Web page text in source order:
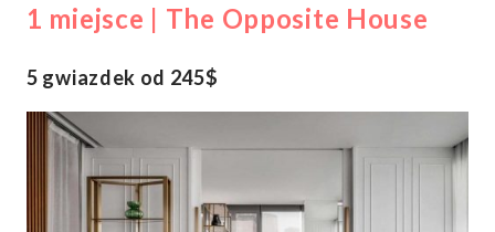
1 miejsce | The Opposite House
5 gwiazdek od 245$